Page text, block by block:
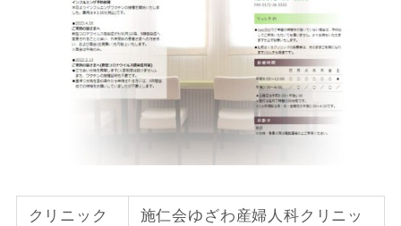
クリニック
施仁会ゆざわ産婦人科クリニッ